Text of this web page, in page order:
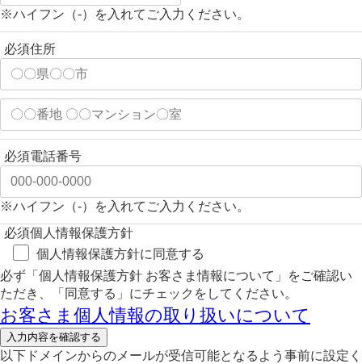
※ハイフン（-）を入れてご入力ください。
必須住所
必須電話番号
※ハイフン（-）を入れてご入力ください。
必須個人情報保護方針
個人情報保護方針に同意する
必ず「個人情報保護方針 お客さま情報について」をご確認い
ただき、「同意する」にチェックをしてください。
お客さま個人情報の取り扱いについて
以下ドメインからのメールが受信可能となるよう事前に設定く